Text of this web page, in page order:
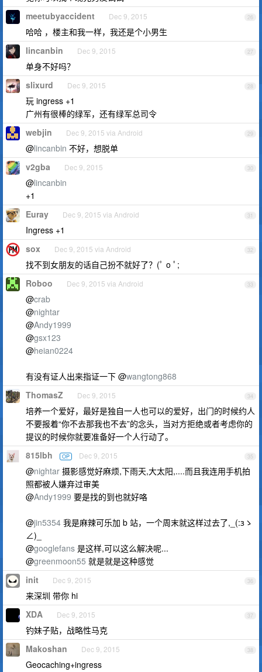
26
meetubyaccident Dec 9, 2015
哈哈 ，楼主和我一样，我还是个小男生
27
lincanbin Dec 9, 2015
单身不好吗？
28
slixurd Dec 9, 2015
玩 ingress +1
广州有很棒的绿军，还有绿军总司令
29
webjin Dec 9, 2015 via Android
@lincanbin 不好，想脱单
30
v2gba Dec 9, 2015
@lincanbin
+1
31
Euray Dec 9, 2015 via Android
Ingress +1
32
sox Dec 9, 2015 via Android
找不到女朋友的话自己扮不就好了？(ﾟ o ﾟ;
33
Roboo Dec 9, 2015 via Android
@crab
@nightar
@Andy1999
@gsx123
@heian0224
有没有证人出来指证一下 @wangtong868
34
ThomasZ Dec 9, 2015
培养一个爱好，最好是独自一人也可以的爱好，出门的时候约人
不要报着“你不去那我也不去”的念头，当对方拒绝或者考虑你的
提议的时候你就要准备好一个人行动了。
35
815lbh OP Dec 9, 2015
@nightar 摄影感觉好麻烦,下雨天,大太阳,....而且我连用手机拍
照都被人嫌弃过审美
@Andy1999 要是找的到也就好咯
@jin5354 我是麻辣可乐加 b 站，一个周末就这样过去了,_(:зゝ
∠)_
@googlefans 是这样,可以这么解决呢...
@greenmoon55 就是就是这种感觉
36
init Dec 9, 2015
来深圳 带你 hi
37
XDA Dec 9, 2015
钓妹子贴，战略性马克
38
Makoshan Dec 9, 2015
Geocaching+ingress